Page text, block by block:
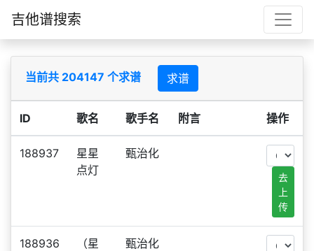
吉他谱搜索
当前共 204147 个求谱 求谱
ID 歌名 歌手名 附言 操作
188937
星星
点灯
甄治化
去
上
传
188936
（星
甄治化